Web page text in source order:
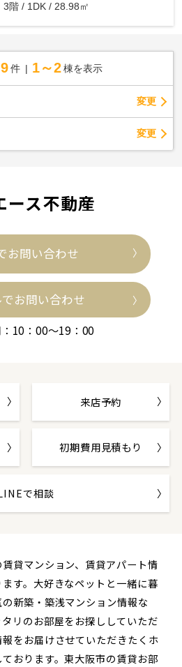
3階 / 1DK / 28.98㎡
9 件 1～2 棟を表示
変更
変更
ース不動産
お問い合わせ
お問い合わせ
10：00～19：00
来店予約
初期費用見積もり
で相談
貸マンション、賃貸アパート情
す。大好きなペットと一緒に暮
新築・築浅マンション情報な
リのお部屋をお探ししていただ
をお届けさせていただきたくホ
おります。東大阪市の賃貸お部